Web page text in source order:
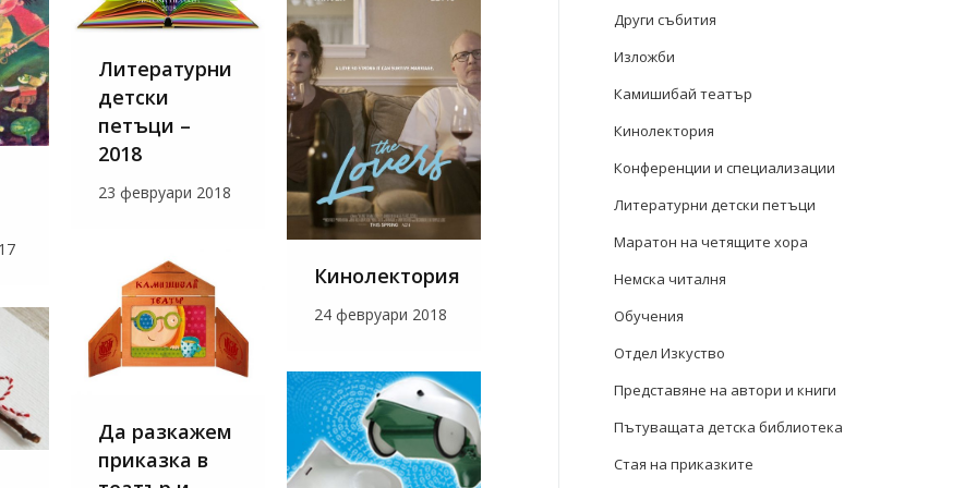
Литературни
детски
петъци –
2018
23 февруари 2018
Кинолектория
24 февруари 2018
Да разкажем
приказка в
Други събития
Изложби
Камишибай театър
Кинолектория
Конференции и специализации
Литературни детски петъци
Маратон на четящите хора
Немска читалня
Обучения
Отдел Изкуство
Представяне на автори и книги
Пътуващата детска библиотека
Стая на приказките